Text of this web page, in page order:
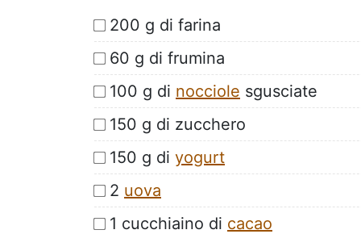
200 g di farina
60 g di frumina
100 g di nocciole sgusciate
150 g di zucchero
150 g di yogurt
2 uova
1 cucchiaino di cacao